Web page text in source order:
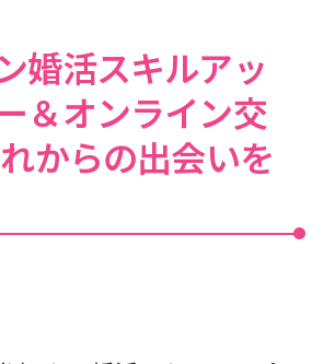
センターからのお知らせ
婚活スキルアッ
＆オンライン交
からの出会いを